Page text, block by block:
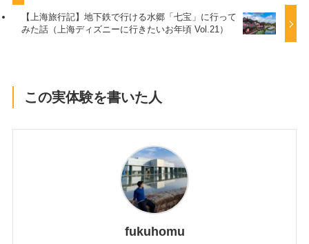
【上海旅行記】地下鉄で行ける水郷「七宝」に行って
みた話（上海ディズニーに行きたいお年頃 Vol.21）
この実体験を書いた人
fukuhomu